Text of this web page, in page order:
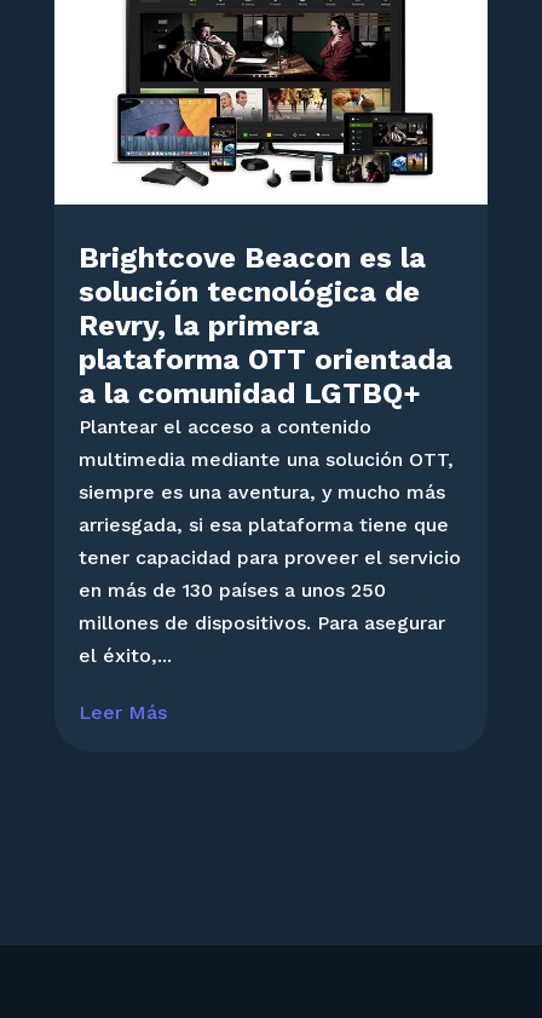
Brightcove Beacon es la
solución tecnológica de
Revry, la primera
plataforma OTT orientada
a la comunidad LGTBQ+
Plantear el acceso a contenido
multimedia mediante una solución OTT,
siempre es una aventura, y mucho más
arriesgada, si esa plataforma tiene que
tener capacidad para proveer el servicio
en más de 130 países a unos 250
millones de dispositivos. Para asegurar
el éxito,...
Leer Más